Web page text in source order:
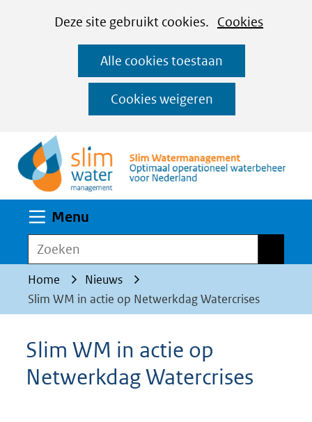
CookiesDeze site gebruikt cookies. Cookies
op
deze
website
worden
toegestaan
of
geweigerd.
Alle cookies toestaan
Cookies weigeren
Ga
naar
de
inhoud
Menu
Zoeken
Home
Nieuws
Slim WM in actie op Netwerkdag Watercrises
Slim WM in actie op
Netwerkdag Watercrises